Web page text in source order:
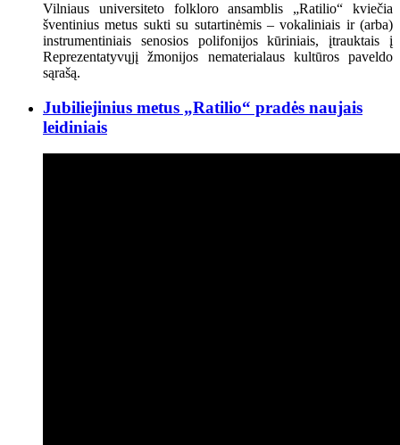
Vilniaus universiteto folkloro ansamblis „Ratilio“ kviečia
šventinius metus sukti su sutartinėmis – vokaliniais ir (arba)
instrumentiniais senosios polifonijos kūriniais, įtrauktais į
Reprezentatyvųjį žmonijos nematerialaus kultūros paveldo
sąrašą.
Jubiliejinius metus „Ratilio“ pradės naujais
leidiniais